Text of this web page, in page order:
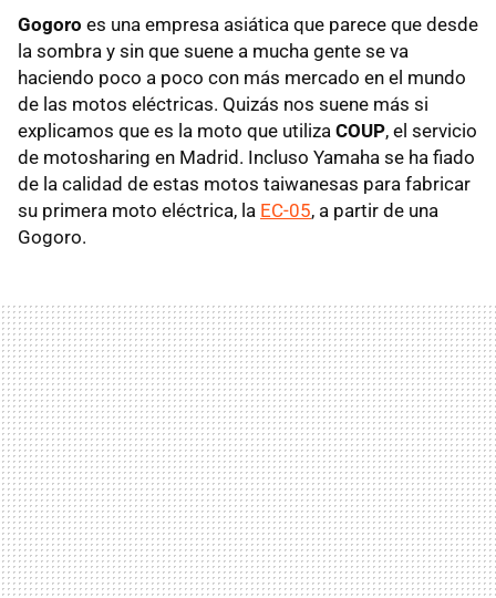
Gogoro es una empresa asiática que parece que desde
la sombra y sin que suene a mucha gente se va
haciendo poco a poco con más mercado en el mundo
de las motos eléctricas. Quizás nos suene más si
explicamos que es la moto que utiliza COUP, el servicio
de motosharing en Madrid. Incluso Yamaha se ha fiado
de la calidad de estas motos taiwanesas para fabricar
su primera moto eléctrica, la EC-05, a partir de una
Gogoro.